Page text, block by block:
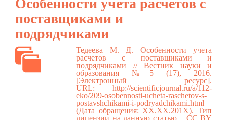
Особенности учета расчетов с
поставщиками и
подрядчиками
Тедеева М. Д. Особенности учета
расчетов с поставщиками и
подрядчиками // Вестник науки и
образования №5 (17), 2016.
[Электронный ресурс].
URL: http://scientificjournal.ru/a/112-
eko/209-osobennosti-ucheta-raschetov-s-
postavshchikami-i-podryadchikami.html
(Дата обращения: ХХ.ХХ.201Х). Тип
лицензии на данную статью – CC BY